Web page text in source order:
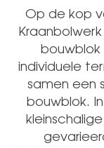
Op de kop
individuele
samen een
bouwblok.